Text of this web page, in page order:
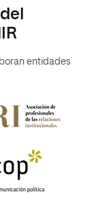
entidades